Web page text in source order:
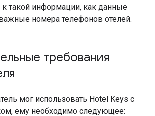
такой информации, как данные
номера телефонов отелей.
требования
мог использовать Hotel Keys с
ему необходимо следующее: